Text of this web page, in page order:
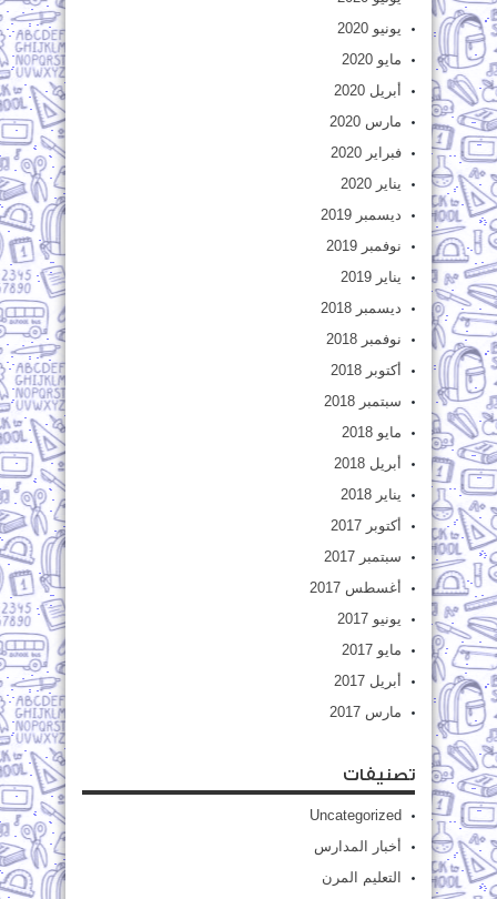
يونيو 2020
مايو 2020
أبريل 2020
مارس 2020
فبراير 2020
يناير 2020
ديسمبر 2019
نوفمبر 2019
يناير 2019
ديسمبر 2018
نوفمبر 2018
أكتوبر 2018
سبتمبر 2018
مايو 2018
أبريل 2018
يناير 2018
أكتوبر 2017
سبتمبر 2017
أغسطس 2017
يونيو 2017
مايو 2017
أبريل 2017
مارس 2017
تصنيفات
Uncategorized
أخبار المدارس
التعليم المرن